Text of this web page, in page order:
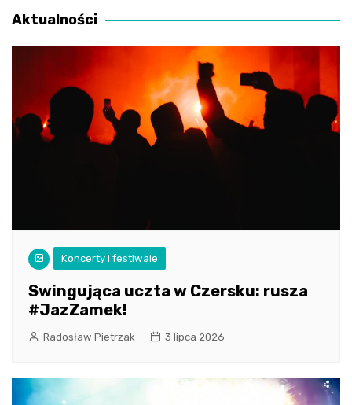
Aktualności
Koncerty i festiwale
Swingująca uczta w Czersku: rusza
#JazZamek!
Radosław Pietrzak 3 lipca 2026